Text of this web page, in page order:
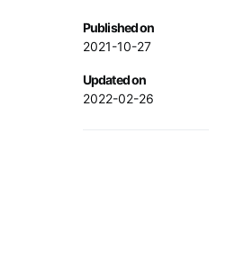
Published on
2021-10-27
Updated on
2022-02-26